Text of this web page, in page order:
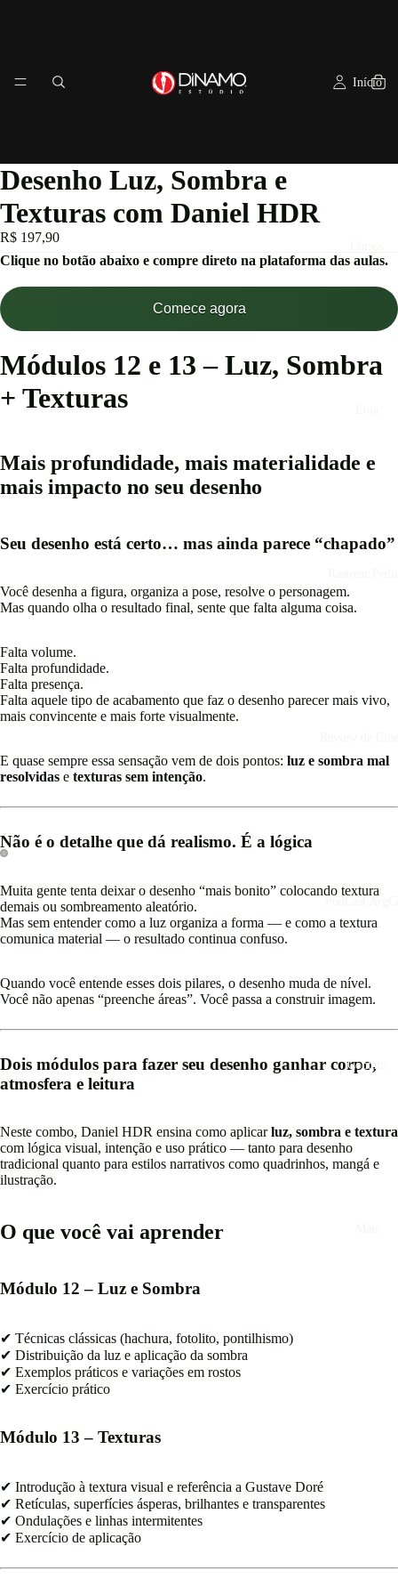
Início
Contato
Desenho Luz, Sombra e
Texturas com Daniel HDR
R$ 197,90
Clique no botão abaixo e compre direto na plataforma das aulas.
Comece agora
Módulos 12 e 13 – Luz, Sombra
+ Texturas
Mais profundidade, mais materialidade e
mais impacto no seu desenho
Seu desenho está certo… mas ainda parece “chapado”
Você desenha a figura, organiza a pose, resolve o personagem.
Mas quando olha o resultado final, sente que falta alguma coisa.
Falta volume.
Falta profundidade.
Falta presença.
Falta aquele tipo de acabamento que faz o desenho parecer mais vivo,
mais convincente e mais forte visualmente.
E quase sempre essa sensação vem de dois pontos: luz e sombra mal
resolvidas e texturas sem intenção.
Não é o detalhe que dá realismo. É a lógica
Muita gente tenta deixar o desenho “mais bonito” colocando textura
demais ou sombreamento aleatório.
Mas sem entender como a luz organiza a forma — e como a textura
comunica material — o resultado continua confuso.
Quando você entende esses dois pilares, o desenho muda de nível.
Você não apenas “preenche áreas”. Você passa a construir imagem.
Dois módulos para fazer seu desenho ganhar corpo,
atmosfera e leitura
Neste combo, Daniel HDR ensina como aplicarluz, sombra e textura
com lógica visual, intenção e uso prático — tanto para desenho
tradicional quanto para estilos narrativos como quadrinhos, mangá e
ilustração.
O que você vai aprender
Módulo 12 – Luz e Sombra
✔ Técnicas clássicas (hachura, fotolito, pontilhismo)
✔ Distribuição da luz e aplicação da sombra
✔ Exemplos práticos e variações em rostos
✔ Exercício prático
Módulo 13 – Texturas
✔ Introdução à textura visual e referência a Gustave Doré
✔ Retículas, superfícies ásperas, brilhantes e transparentes
✔ Ondulações e linhas intermitentes
✔ Exercício de aplicação